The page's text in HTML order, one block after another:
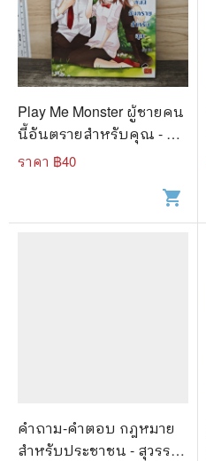
Play Me Monster ผู้ชายคน
นี้อันตรายสำหรับคุณ - ลูก
ชุบ
ราคา ฿40
shopping_cart
คำถาม-คำตอบ กฎหมาย
สำหรับประชาชน - สุวรรณ